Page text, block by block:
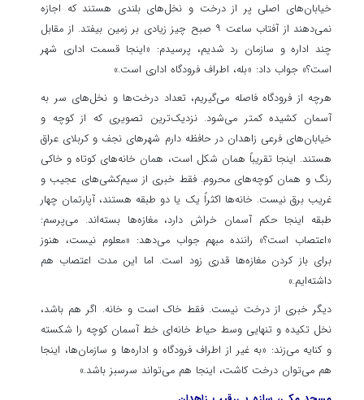
خیابان‌های اصلی پر از درخت و نخل‌های بلندی هستند که اجازه
نمی‌دهند از آفتاب ساعت ۹ صبح چیز زیادی بر زمین بیفتد. از مقابل
چند اداره و سازمان رد شدیم، پرسیدم: «اینجا قسمت اداری شهر
است؟» جواب داد: «بله، اطراف فرودگاه اداری است.»
هرچه از فرودگاه فاصله می‌گیریم، تعداد درخت‌ها و نخل‌های سر به
آسمان کشیده کمتر می‌شود. نزدیک‌ترین تصویری که از کوچه و
خیابان‌های فرعی زاهدان در حافظه دارم شهرهای نجف و کربلای عراق
هستند. اینجا تقریباً همان شکل است، همان خانه‌های کوتاه و خاکی
رنگ و همان کوچه‌های محروم. فقط خبری از سیم‌کشی‌های عجیب و
غریب برق نیست. خانه‌ها اکثراً یک یا دو طبقه هستند، آپارتمان چهار
طبقه اینجا حکم آسمان خراش دارد، مغازه‌ها بسته‌اند. می‌پرسم:
«اعتصاب است؟» راننده مبهم جواب می‌دهد: «معلوم نیست، هنوز
برای باز کردن مغازه‌ها قدری زود است. اما این مدت اعتصاب هم
داشته‌ایم.»
دیگر خبری از درخت نیست. فقط خاک است و خانه. اگر هم باشد،
نخل تکیده و تنهایی وسط حیاط خانه‌ای خط آسمان کوچه را شکسته
و کنایه می‌زند: «به غیر از اطراف فرودگاه و اداره‌ها و سازمان‌ها، اینجا
هم می‌توان درخت کاشت، اینجا هم می‌تواند سرسبز باشد.»